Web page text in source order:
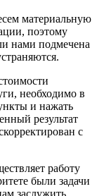
материальную
поэтому
нами подмечена
необходимо в
и нажать
результат
с
работу
были задачи
заслужить